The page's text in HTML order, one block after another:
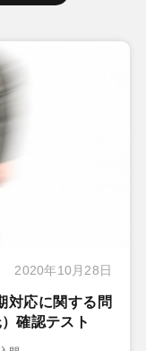
2020年10月28日
対応に関する問
確認テスト